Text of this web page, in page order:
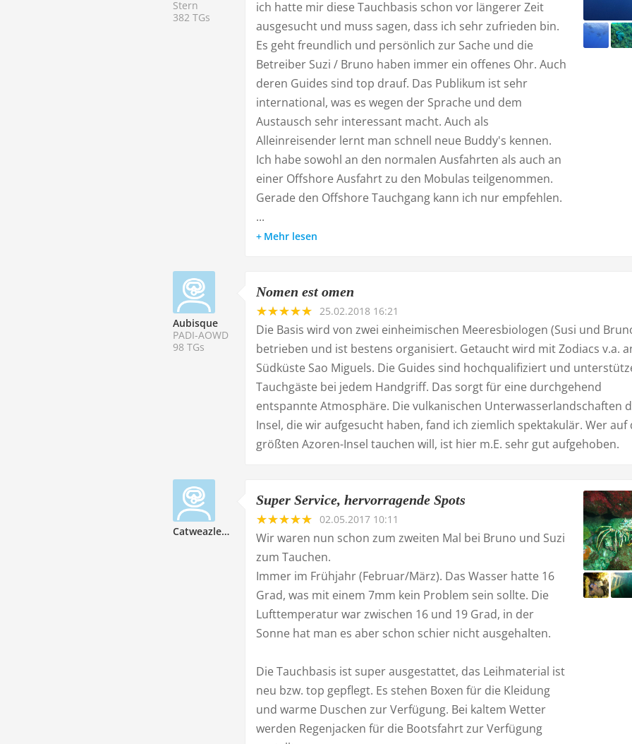
Stern
382 TGs
ich hatte mir diese Tauchbasis schon vor längerer Zeit
ausgesucht und muss sagen, dass ich sehr zufrieden bin.
Es geht freundlich und persönlich zur Sache und die
Betreiber Suzi / Bruno haben immer ein offenes Ohr. Auch
deren Guides sind top drauf. Das Publikum ist sehr
international, was es wegen der Sprache und dem
Austausch sehr interessant macht. Auch als
Alleinreisender lernt man schnell neue Buddy's kennen.
Ich habe sowohl an den normalen Ausfahrten als auch an
einer Offshore Ausfahrt zu den Mobulas teilgenommen.
Gerade den Offshore Tauchgang kann ich nur empfehlen.
...
Mehr lesen
Aubisque
PADI-AOWD
98 TGs
Nomen est omen
25.02.2018 16:21
Die Basis wird von zwei einheimischen Meeresbiologen (Susi und
betrieben und ist bestens organisiert. Getaucht wird mit Zodiacs v.a.
Südküste Sao Miguels. Die Guides sind hochqualifiziert und
Tauchgäste bei jedem Handgriff. Das sorgt für eine durchgehend
entspannte Atmosphäre. Die vulkanischen Unterwasserlandschaften
Insel, die wir aufgesucht haben, fand ich ziemlich spektakulär. Wer auf
größten Azoren-Insel tauchen will, ist hier m.E. sehr gut aufgehoben.
Catweazle81
Super Service, hervorragende Spots
02.05.2017 10:11
Wir waren nun schon zum zweiten Mal bei Bruno und Suzi
zum Tauchen.
Immer im Frühjahr (Februar/März). Das Wasser hatte 16
Grad, was mit einem 7mm kein Problem sein sollte. Die
Lufttemperatur war zwischen 16 und 19 Grad, in der
Sonne hat man es aber schon schier nicht ausgehalten.
Die Tauchbasis ist super ausgestattet, das Leihmaterial ist
neu bzw. top gepflegt. Es stehen Boxen für die Kleidung
und warme Duschen zur Verfügung. Bei kaltem Wetter
werden Regenjacken für die Bootsfahrt zur Verfügung